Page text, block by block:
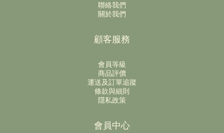
聯絡我們
關於我們
顧客服務
會員等級
商品評價
運送及訂單追蹤
條款與細則
隱私政策
會員中心